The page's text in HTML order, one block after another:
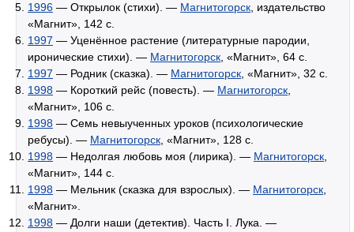
1996 — Открылок (стихи). — Магнитогорск , издательство
«Магнит», 142 с.
1997 — Уценённое растение (литературные пародии,
иронические стихи). — Магнитогорск , «Магнит», 64 с.
1997 — Родник (сказка). — Магнитогорск , «Магнит», 32 с.
1998 — Короткий рейс (повесть). — Магнитогорск
«Магнит», 106 с.
1998 — Семь невыученных уроков (психологические
ребусы). — Магнитогорск , «Магнит», 128 с.
1998 — Недолгая любовь моя (лирика). — Магнитогорск
«Магнит», 144 с.
1998 — Мельник (сказка для взрослых). — Магнитогорск
«Магнит».
1998 — Долги наши (детектив). Часть I. Лука. —